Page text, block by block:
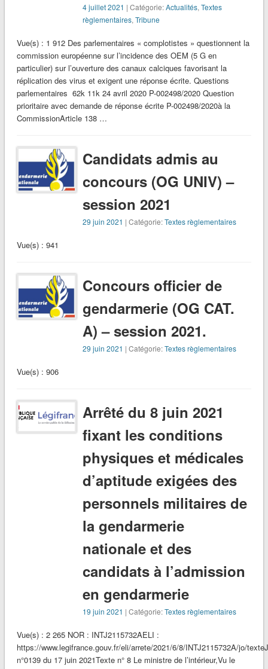
4 juillet 2021 | Catégorie:Actualités,Textes
règlementaires,Tribune
Vue(s) : 1 912 Des parlementaires « complotistes » questionnent la
commission européenne sur l’incidence des OEM (5 G en
particulier) sur l’ouverture des canaux calciques favorisant la
réplication des virus et exigent une réponse écrite. Questions
parlementaires 62k 11k 24 avril 2020 P-002498/2020 Question
prioritaire avec demande de réponse écrite P-002498/2020à la
CommissionArticle 138 …
Candidats admis au
concours (OG UNIV) –
session 2021
29 juin 2021 | Catégorie:Textes règlementaires
Vue(s) : 941
Concours officier de
gendarmerie (OG CAT.
A) – session 2021.
29 juin 2021 | Catégorie:Textes règlementaires
Vue(s) : 906
Arrêté du 8 juin 2021
fixant les conditions
physiques et médicales
d’aptitude exigées des
personnels militaires de
la gendarmerie
nationale et des
candidats à l’admission
en gendarmerie
19 juin 2021 | Catégorie:Textes règlementaires
Vue(s) : 2 265 NOR : INTJ2115732AELI :
https://www.legifrance.gouv.fr/eli/arrete/2021/6/8/INTJ2115732A/jo/
n°0139 du 17 juin 2021Texte n° 8 Le ministre de l’intérieur,Vu le